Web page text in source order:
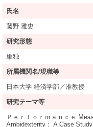
氏名
藤野 雅史
研究形態
単独
所属機関名/現職等
日本大学 経済学部／准教授
研究テーマ等
Ｐｅｒｆｏｒｍａｎｃｅ
Ambidexterity： A Case